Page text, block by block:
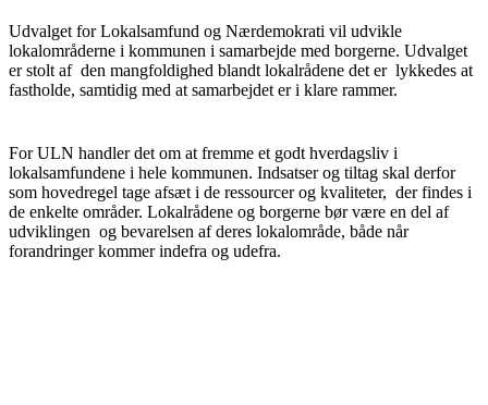
Udvalget for Lokalsamfund og Nærdemokrati vil udvikle
lokalområderne i kommunen i samarbejde med borgerne. Udvalget
er stolt af den mangfoldighed blandt lokalrådene det er lykkedes at
fastholde, samtidig med at samarbejdet er i klare rammer.
For ULN handler det om at fremme et godt hverdagsliv i
lokalsamfundene i hele kommunen. Indsatser og tiltag skal derfor
som hovedregel tage afsæt i de ressourcer og kvaliteter, der findes i
de enkelte områder. Lokalrådene og borgerne bør være en del af
udviklingen og bevarelsen af deres lokalområde, både når
forandringer kommer indefra og udefra.